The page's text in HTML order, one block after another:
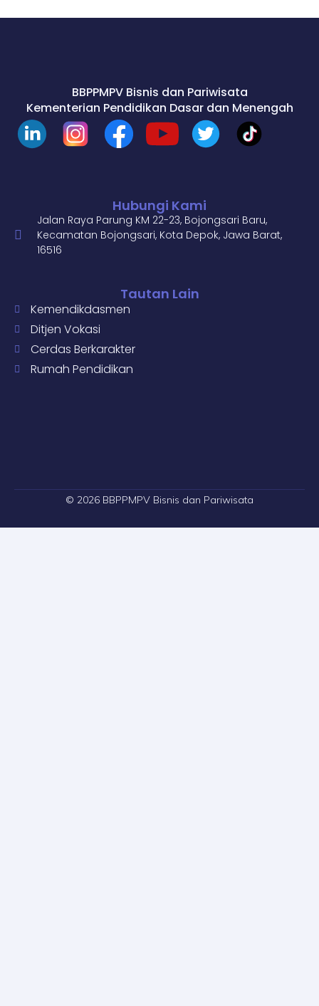
BBPPMPV Bisnis dan Pariwisata
Kementerian Pendidikan Dasar dan Menengah
Hubungi Kami
Jalan Raya Parung KM 22-23, Bojongsari Baru,
Kecamatan Bojongsari, Kota Depok, Jawa Barat,
16516
Tautan Lain
Kemendikdasmen
Ditjen Vokasi
Cerdas Berkarakter
Rumah Pendidikan
© 2026 BBPPMPV Bisnis dan Pariwisata